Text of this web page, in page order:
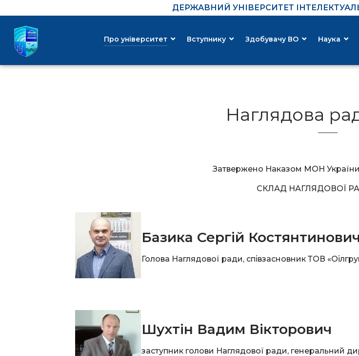
ДЕРЖАВНИЙ УНІВЕРСИТЕТ
Про університет Вступнику Здобувачу ВО Наука
Наглядова
Затвержено Наказом МОН України
СКЛАД НАГЛЯДОВОЇ
Базика Сергій Костянтинович
Голова Наглядової ради, співзасновник ТОВ
Шухтін Вадим Вікторович
заступник голови Наглядової ради, генеральний